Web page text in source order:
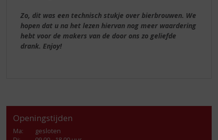
Zo, dit was een technisch stukje over bierbrouwen. We
hopen dat u na het lezen hiervan nog meer waardering
hebt voor de makers van de door ons zo geliefde
drank. Enjoy!
Openingstijden
Ma:
gesloten